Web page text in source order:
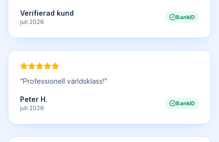
Verifierad kund
juli 2026
BankID
“Professionell världsklass!”
Peter H.
juli 2026
BankID